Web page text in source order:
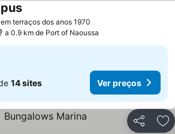
terraços dos anos 1970
Ver preços
a 0.9 km de Port of Naoussa
14 sites Ver preços
Partilhar